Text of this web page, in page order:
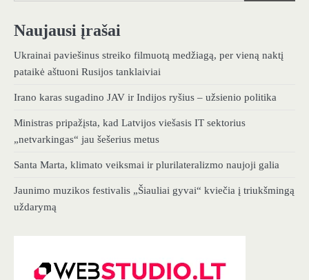
Naujausi įrašai
Ukrainai paviešinus streiko filmuotą medžiagą, per vieną naktį
pataikė aštuoni Rusijos tanklaiviai
Irano karas sugadino JAV ir Indijos ryšius – užsienio politika
Ministras pripažįsta, kad Latvijos viešasis IT sektorius
„netvarkingas“ jau šešerius metus
Santa Marta, klimato veiksmai ir plurilateralizmo naujoji galia
Jaunimo muzikos festivalis „Šiauliai gyvai“ kviečia į triukšmingą
uždarymą